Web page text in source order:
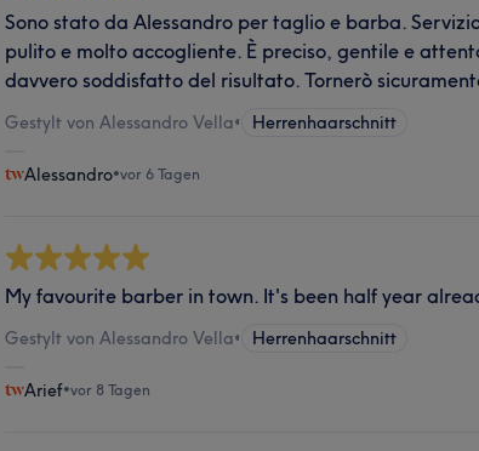
Sono stato da Alessandro per taglio e barba.
pulito e molto accogliente. È preciso, gentile e
davvero soddisfatto del risultato. Tornerò
Gestylt von Alessandro Vella• Herrenhaarschnitt
Alessandro•vor 6 Tagen
My favourite barber in town. It's been half year
Gestylt von Alessandro Vella• Herrenhaarschnitt
Arief•vor 8 Tagen